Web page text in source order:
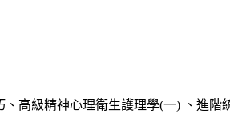
高級精神心理衛生護理學(一) 、進